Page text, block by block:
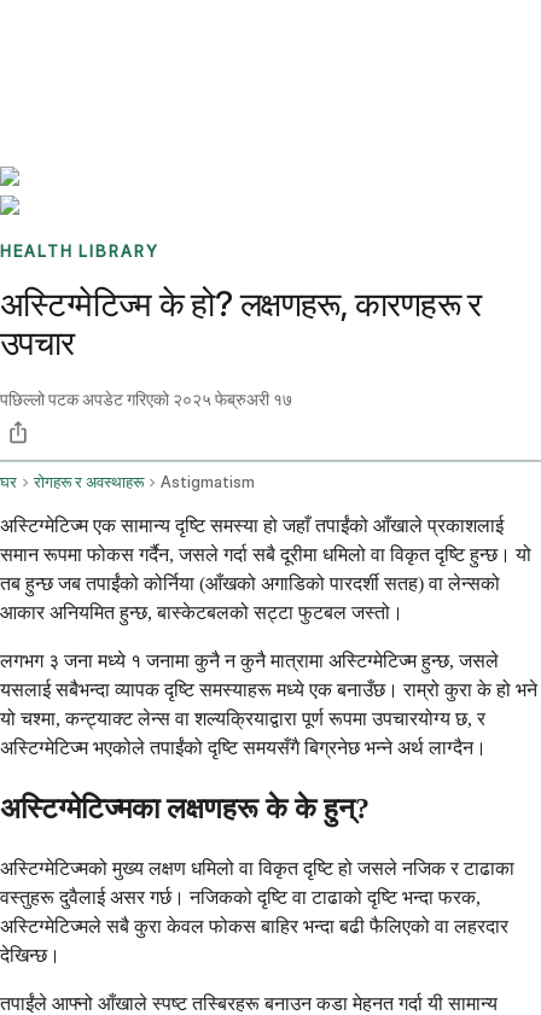
HEALTH LIBRARY
अस्टिग्मेटिज्म के हो? लक्षणहरू, कारणहरू र
उपचार
पछिल्लो पटक अपडेट गरिएको २०२५ फेब्रुअरी १७
घर रोगहरू र अवस्थाहरू Astigmatism
अस्टिग्मेटिज्म एक सामान्य दृष्टि समस्या हो जहाँ तपाईंको आँखाले प्रकाशलाई
समान रूपमा फोकस गर्दैन, जसले गर्दा सबै दूरीमा धमिलो वा विकृत दृष्टि हुन्छ। यो
तब हुन्छ जब तपाईंको कोर्निया (आँखको अगाडिको पारदर्शी सतह) वा लेन्सको
आकार अनियमित हुन्छ, बास्केटबलको सट्टा फुटबल जस्तो।
लगभग ३ जना मध्ये १ जनामा कुनै न कुनै मात्रामा अस्टिग्मेटिज्म हुन्छ, जसले
यसलाई सबैभन्दा व्यापक दृष्टि समस्याहरू मध्ये एक बनाउँछ। राम्रो कुरा के हो भने
यो चश्मा, कन्ट्याक्ट लेन्स वा शल्यक्रियाद्वारा पूर्ण रूपमा उपचारयोग्य छ, र
अस्टिग्मेटिज्म भएकोले तपाईंको दृष्टि समयसँगै बिग्रनेछ भन्ने अर्थ लाग्दैन।
अस्टिग्मेटिज्मका लक्षणहरू के के हुन्?
अस्टिग्मेटिज्मको मुख्य लक्षण धमिलो वा विकृत दृष्टि हो जसले नजिक र टाढाका
वस्तुहरू दुवैलाई असर गर्छ। नजिकको दृष्टि वा टाढाको दृष्टि भन्दा फरक,
अस्टिग्मेटिज्मले सबै कुरा केवल फोकस बाहिर भन्दा बढी फैलिएको वा लहरदार
देखिन्छ।
तपाईंले आफ्नो आँखाले स्पष्ट तस्बिरहरू बनाउन कडा मेहनत गर्दा यी सामान्य